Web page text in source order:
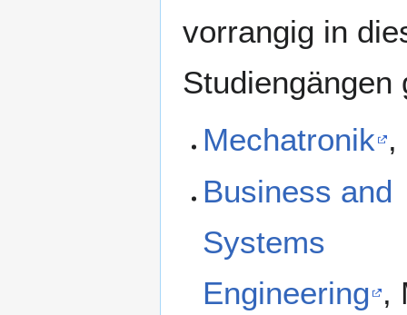
vorrangig in
Studiengängen
Mechatronik ,
Business and
Systems
Engineering ,